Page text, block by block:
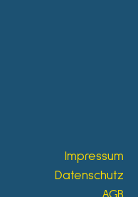
Impressum
Datenschutz